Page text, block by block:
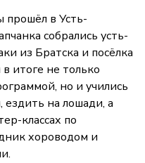
прошёл в Усть-
собрались усть-
из Братска и посёлка
итоге не только
но и учились
на лошади, а
классах по
хороводом и